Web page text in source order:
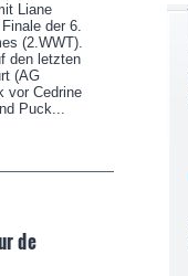
Liane
der 6.
(2.WWT).
den letzten
(AG
vor Cedrine
Puck...
de